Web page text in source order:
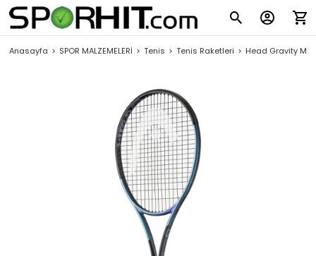
Anasayfa SPOR MALZEMELERİ Tenis Tenis Raketleri Head Gravity MP